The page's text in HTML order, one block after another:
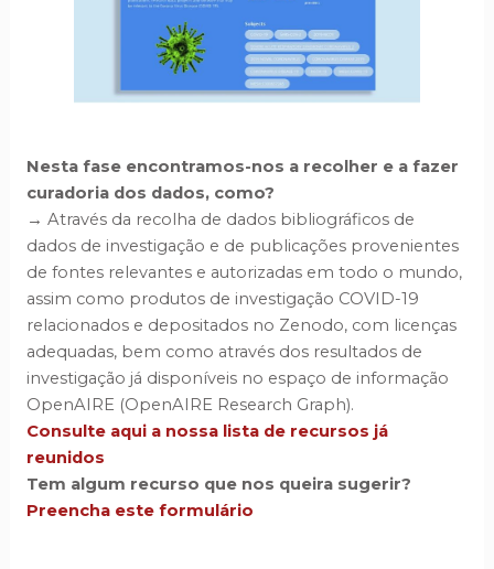
Nesta fase encontramos-nos a recolher e a fazer
curadoria dos dados, como?
→ Através da recolha de dados bibliográficos de
dados de investigação e de publicações provenientes
de fontes relevantes e autorizadas em todo o mundo,
assim como produtos de investigação COVID-19
relacionados e depositados no Zenodo, com licenças
adequadas, bem como através dos resultados de
investigação já disponíveis no espaço de informação
OpenAIRE (OpenAIRE Research Graph).
Consulte aqui a nossa lista de recursos já
reunidos
Tem algum recurso que nos queira sugerir?
Preencha este formulário